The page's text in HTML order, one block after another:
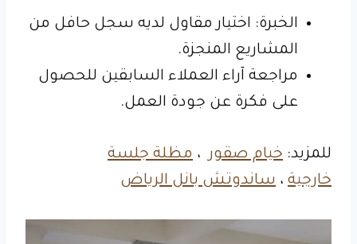
الخبرة: اختيار مقاول لديه سجل حافل من
المشاريع المنجزة.
مراجعة آراء العملاء السابقين للحصول
على فكرة عن جودة العمل.
للمزيد: خيام صقور ، مظلة جلسة
خارجية ، ساندوتش بانل الرياض